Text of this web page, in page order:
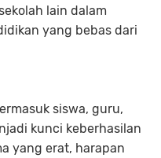
lain dalam
yang bebas dari
siswa, guru,
kunci keberhasilan
yang erat, harapan